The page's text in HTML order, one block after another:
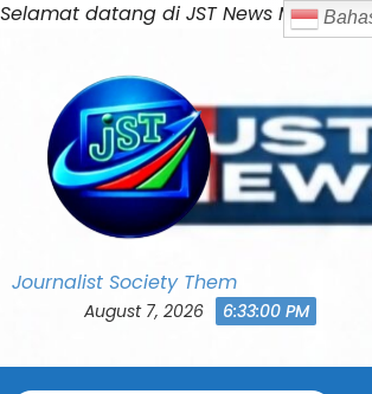
Selamat datang di JST News Media
to
Journalist Society Them
August 7, 2026 6:33:04 PM